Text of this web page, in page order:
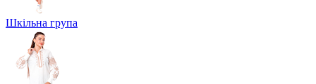
Шкільна група